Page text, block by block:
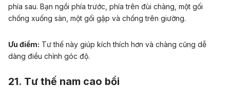
phía sau. Bạn ngồi phía trước, phía trên đùi chàng, một gối
chống xuống sàn, một gối gập và chống trên giường.
Ưu điểm: Tư thế này giúp kích thích hơn và chàng cũng dễ
dàng điều chỉnh góc độ.
21. Tư thế nam cao bồi